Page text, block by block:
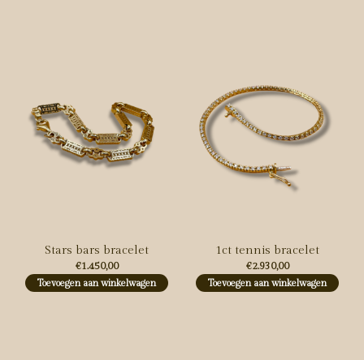
Stars bars bracelet
€1.450,00
Toevoegen aan winkelwagen
1ct tennis bracelet
€2.930,00
Toevoegen aan winkelwagen